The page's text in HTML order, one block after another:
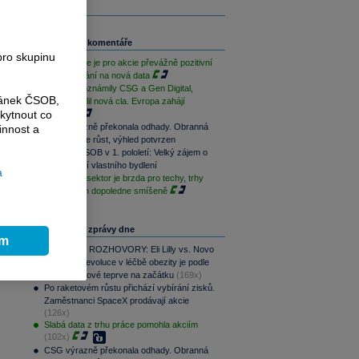
Související komentáře
Závěr týdne je pro akcie převážně pozitivní
při vyčkávání na nová data
Výsledky oznámily CSG a Gen Digital,
Trump uvalil nová cla. Evropa zahájí
opatrně
CSG výrazně překonala odhady. Obranná
divize táhne růst, výhled potvrzen
Skupina ČSOB v 1. pololetí: Velký zájem o
financování vlastního bydlení
Paměťový sektor je brzda pro techy, trhy
jsou na tom dopoledne smíšeně
Nejčtenější zprávy dne
PODCAST ROZHOVORY: Eli Lilly vs. Novo
Nordisk. Revoluce v léčbě obezity je podle
MUDr. Kunové teprve na začátku (169x)
Po raketovém růstu přichází vybírání zisků.
Zaměstnanci SpaceX prodávají akcie
(126x)
Slabá data z trhu práce pomohla akciím
(102x)
CSG výrazně překonala odhady. Obranná
skupinu
ČSOB,
co
a